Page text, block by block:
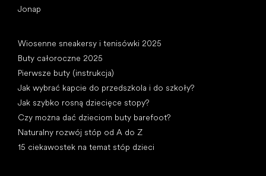
Jonap
Wiosenne sneakersy i tenisówki 2025
Buty całoroczne 2025
Pierwsze buty (instrukcja)
Jak wybrać kapcie do przedszkola i do szkoły?
Jak szybko rosną dziecięce stopy?
Czy można dać dzieciom buty barefoot?
Naturalny rozwój stóp od A do Z
15 ciekawostek na temat stóp dzieci